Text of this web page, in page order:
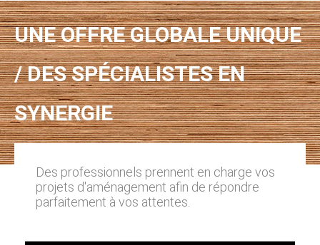
UNE OFFRE GLOBALE UNIQUE
/ DES SPÉCIALISTES EN
SYNERGIE
Des professionnels prennent en charge vos
projets d'aménagement afin de répondre
parfaitement à vos attentes.